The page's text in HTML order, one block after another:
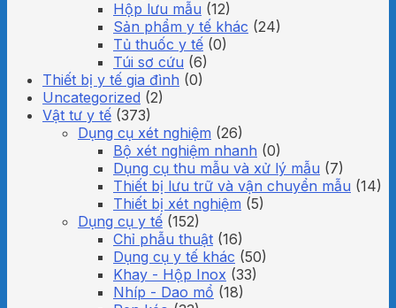
Hộp lưu mẫu (12)
Sản phẩm y tế khác (24)
Tủ thuốc y tế (0)
Túi sơ cứu (6)
Thiết bị y tế gia đình (0)
Uncategorized (2)
Vật tư y tế (373)
Dụng cụ xét nghiệm (26)
Bộ xét nghiệm nhanh (0)
Dụng cụ thu mẫu và xử lý mẫu (7)
Thiết bị lưu trữ và vận chuyển mẫu (14)
Thiết bị xét nghiệm (5)
Dụng cụ y tế (152)
Chỉ phẫu thuật (16)
Dụng cụ y tế khác (50)
Khay - Hộp Inox (33)
Nhíp - Dao mổ (18)